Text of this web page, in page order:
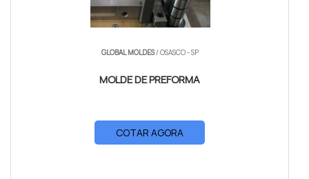
GLOBAL MOLDES/ OSASCO - SP
MOLDE DE PREFORMA
COTAR AGORA